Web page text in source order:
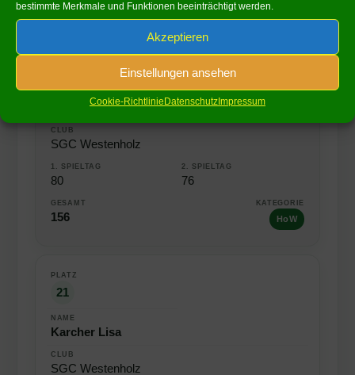
bestimmte Merkmale und Funktionen beeinträchtigt werden.
Akzeptieren
Einstellungen ansehen
Cookie-Richtlinie Datenschutz Impressum
Meiwes Stefanie
SGC Westenholz
80 76
156 HoW
21
Karcher Lisa
SGC Westenholz